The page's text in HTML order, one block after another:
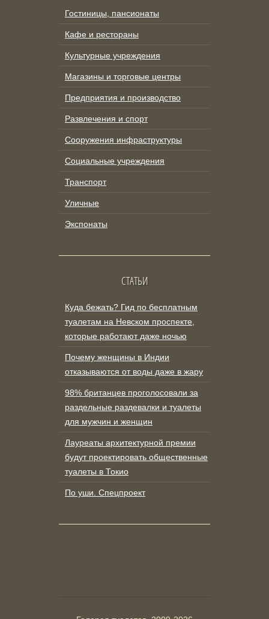
Гостиницы, пансионаты
Кафе и рестораны
Культурные учреждения
Магазины и торговые центры
Предприятия и производство
Развлечения и спорт
Сооружения инфраструктуры
Социальные учреждения
Транспорт
Уличные
Экспонаты
СТАТЬИ
Куда бежать? Гид по бесплатным
туалетам на Невском проспекте,
которые работают даже ночью
Почему женщины в Индии
отказываются от воды даже в жару
98% британцев проголосовали за
раздельные раздевалки и туалеты
для мужчин и женщин
Лауреаты архитектурной премии
будут проектировать общественные
туалеты в Токио
По уши. Спецпроект